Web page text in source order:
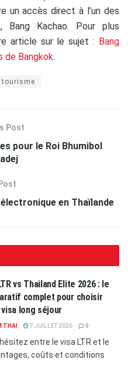
un accès direct à l’un des
Bang Kachao. Pour plus
article sur le sujet : Bang
de Bangkok.
tourisme
Post
pour le Roi Bhumibol
en Thaïlande
vs Thailand Elite 2026 : le
complet pour choisir
long séjour
THAI 7 JUILLET 2026 0
entre le visa LTR et le
coûts et conditions